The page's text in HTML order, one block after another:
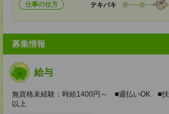
仕事の仕方 テキパキ
募集情報
給与
無資格未経験：時給1400円～ ■週払いOK ■
以上